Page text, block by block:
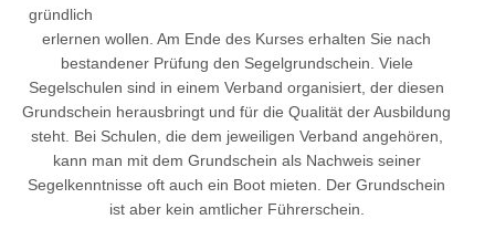
gründlich
erlernen wollen. Am Ende des Kurses erhalten Sie nach
bestandener Prüfung den Segelgrundschein. Viele
Segelschulen sind in einem Verband organisiert, der diesen
Grundschein herausbringt und für die Qualität der Ausbildung
steht. Bei Schulen, die dem jeweiligen Verband angehören,
kann man mit dem Grundschein als Nachweis seiner
Segelkenntnisse oft auch ein Boot mieten. Der Grundschein
ist aber kein amtlicher Führerschein.